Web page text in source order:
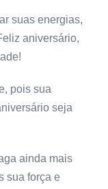
suas energias,
aniversário,
pois sua
seja
ainda mais
sua força e